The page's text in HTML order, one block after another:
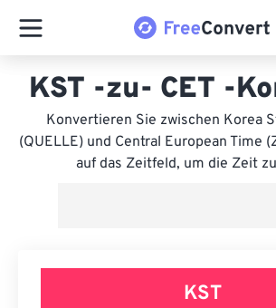
KST -zu- CET -
Konvertieren Sie zwischen Korea
(QUELLE) und Central European Time
auf das Zeitfeld, um die Zeit
KST